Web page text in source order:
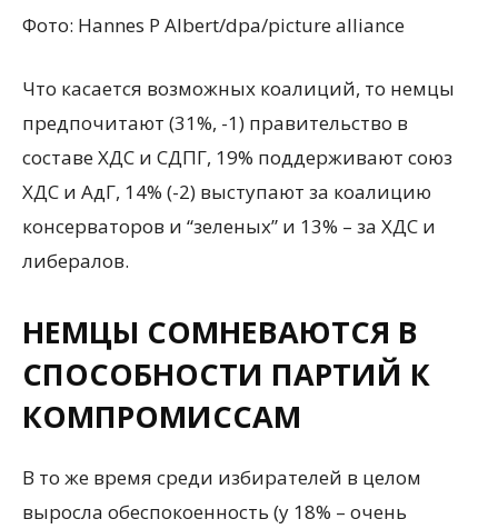
Фото: Hannes P Albert/dpa/picture alliance
Что касается возможных коалиций, то немцы
предпочитают (31%, -1) правительство в
составе ХДС и СДПГ, 19% поддерживают союз
ХДС и АдГ, 14% (-2) выступают за коалицию
консерваторов и “зеленых” и 13% – за ХДС и
либералов.
НЕМЦЫ СОМНЕВАЮТСЯ В
СПОСОБНОСТИ ПАРТИЙ К
КОМПРОМИССАМ
В то же время среди избирателей в целом
выросла обеспокоенность (у 18% – очень